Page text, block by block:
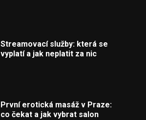
Streamovací služby: která se
vyplatí a jak neplatit za nic
První erotická masáž v Praze:
co čekat a jak vybrat salon